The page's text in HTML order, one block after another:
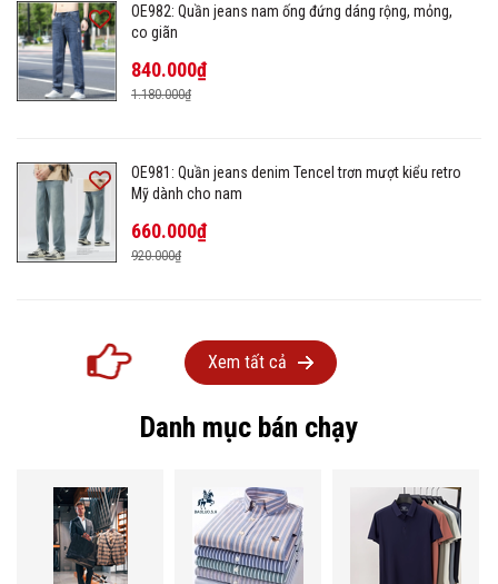
OE982: Quần jeans nam ống đứng dáng rộng, mỏng,
co giãn
840.000₫
1.180.000₫
OE981: Quần jeans denim Tencel trơn mượt kiểu retro
Mỹ dành cho nam
660.000₫
920.000₫
Xem tất cả
Danh mục bán chạy